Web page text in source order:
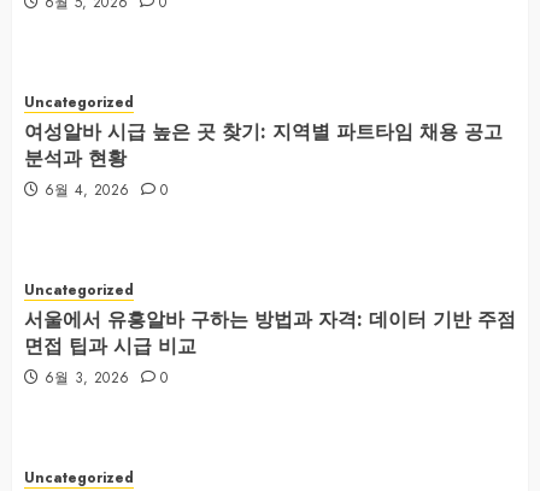
Uncategorized
여성알바 시급 높은 곳 찾기: 지역별 파트타임 채용 공고
분석과 현황
6월 4, 2026 0
Uncategorized
서울에서 유흥알바 구하는 방법과 자격: 데이터 기반 주점
면접 팁과 시급 비교
6월 3, 2026 0
Uncategorized